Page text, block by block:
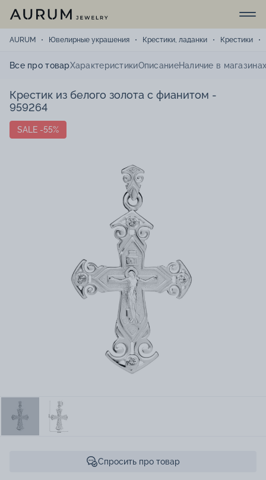
AURUM Ювелирные украшения Крестики, ладанки Крестики
Все про товарХарактеристикиОписаниеНаличие в
Крестик из белого золота с фианитом -
959264
SALE -55%
Спросить про товар